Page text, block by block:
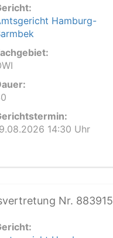
Hamburg-
14:30 Uhr
Nr. 883915